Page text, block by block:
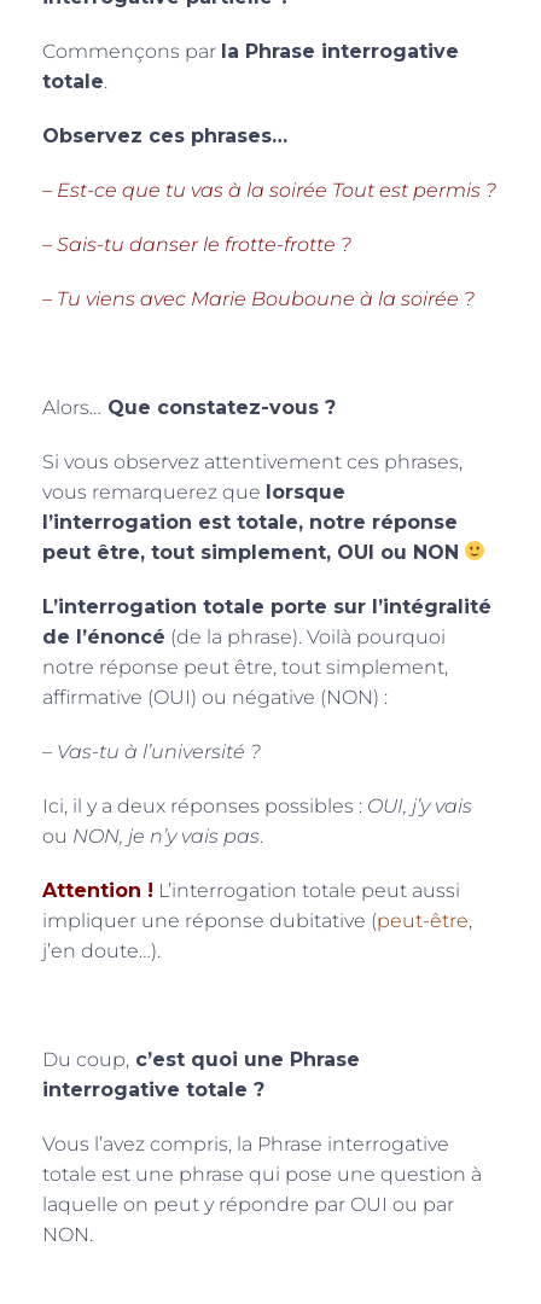
Commençons par la Phrase interrogative
totale.
Observez ces phrases…
– Est-ce que tu vas à la soirée Tout est permis ?
– Sais-tu danser le frotte-frotte ?
– Tu viens avec Marie Bouboune à la soirée ?
Alors… Que constatez-vous ?
Si vous observez attentivement ces phrases,
vous remarquerez que lorsque
l’interrogation est totale, notre réponse
peut être, tout simplement, OUI ou NON
L’interrogation totale porte sur l’intégralité
de l’énoncé (de la phrase). Voilà pourquoi
notre réponse peut être, tout simplement,
affirmative (OUI) ou négative (NON) :
– Vas-tu à l’université ?
Ici, il y a deux réponses possibles : OUI, j’y vais
ou NON, je n’y vais pas.
Attention ! L’interrogation totale peut aussi
impliquer une réponse dubitative (peut-être,
j’en doute…).
Du coup, c’est quoi une Phrase
interrogative totale ?
Vous l’avez compris, la Phrase interrogative
totale est une phrase qui pose une question à
laquelle on peut y répondre par OUI ou par
NON.